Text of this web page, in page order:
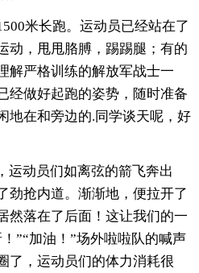
米长跑。运动员已经站在了
动，甩甩胳膊，踢踢腿；有的
解严格训练的解放军战士一
经做好起跑的姿势，随时准备
地在和旁边的.同学谈天呢，好
动员们如离弦的箭飞奔出
劲抢内道。渐渐地，便拉开了
然落在了后面！这让我们的一
”“加油！”场外啦啦队的喊声
了，运动员们的体力消耗很